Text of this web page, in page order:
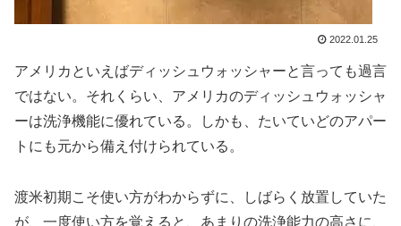
2022.01.25
アメリカといえばディッシュウォッシャーと言っても過言
ではない。それくらい、アメリカのディッシュウォッシャ
ーは洗浄機能に優れている。しかも、たいていどのアパー
トにも元から備え付けられている。
渡米初期こそ使い方がわからずに、しばらく放置していた
が、一度使い方を覚えると、あまりの洗浄能力の高さに、